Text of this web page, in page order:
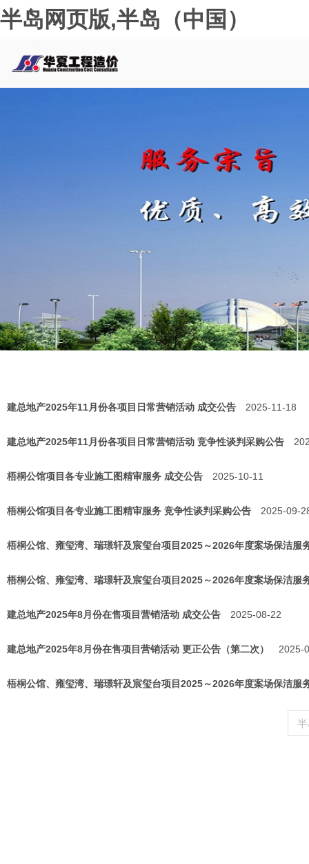
半岛网页版,半岛（中国）
建总地产2025年11月份各项目日常营销活动 成交公告 2025-11-18
建总地产2025年11月份各项目日常营销活动 竞争性谈判采购公告
梧桐公馆项目各专业施工图精审服务 成交公告 2025-10-11
梧桐公馆项目各专业施工图精审服务 竞争性谈判采购公告 2025-09-
梧桐公馆、雍玺湾、瑞璟轩及宸玺台项目2025～2026年度案场保洁服
梧桐公馆、雍玺湾、瑞璟轩及宸玺台项目2025～2026年度案场保洁服
建总地产2025年8月份在售项目营销活动 成交公告 2025-08-22
建总地产2025年8月份在售项目营销活动 更正公告（第二次） 2025-
梧桐公馆、雍玺湾、瑞璟轩及宸玺台项目2025～2026年度案场保洁服